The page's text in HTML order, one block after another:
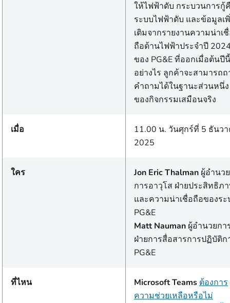
ให้ไฟฟ้าดับ กระบวนการกู้
ระบบไฟฟ้าดับ และข้อมูลเ
เติมจากรายงานความน่าเ
ถือด้านไฟฟ้าประจําปี
ของ PG&E ที่ออกเมื่อต้นปีนี้
อย่างไร ลูกค้าจะสามารถ
คําถามได้ในฐานะส่วนหนึ่ง
ของกิจกรรมเสมือนจริง
เมื่อ
11.00 น. วันศุกร์ที่ 5 ธันว
2025
ใคร Jon Eric Thalman ผู้อํานวย
การอาวุโส ฝ่ายประสิทธิภ
และความน่าเชื่อถือของระ
PG&E
Matt Nauman ผู้อํานวยกา
ฝ่ายการสื่อสารการปฏิบัติก
PG&E
ที่ไหน Microsoft Teams ต้องการ
ความช่วยเหลือหรือไม่